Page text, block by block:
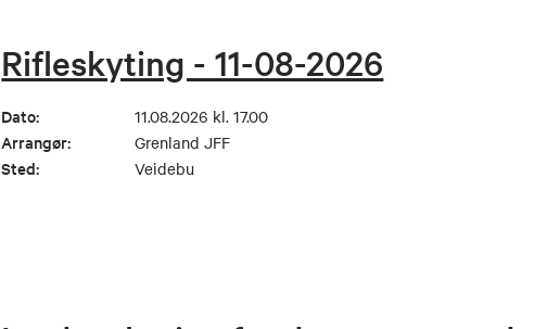
Rifleskyting - 11-08-2026
Dato: 11.08.2026 kl. 17.00
Arrangør: Grenland JFF
Sted: Veidebu